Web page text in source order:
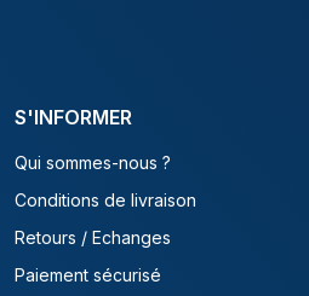
S'INFORMER
Qui sommes-nous ?
Conditions de livraison
Retours / Echanges
Paiement sécurisé